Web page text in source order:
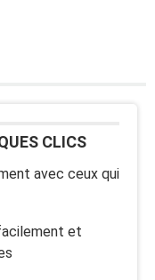
CLICS
avec ceux qui
et